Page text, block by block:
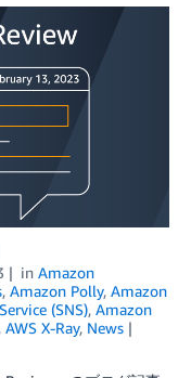
in Amazon
, Amazon Polly, Amazon
(SNS), Amazon
, AWS X-Ray, News